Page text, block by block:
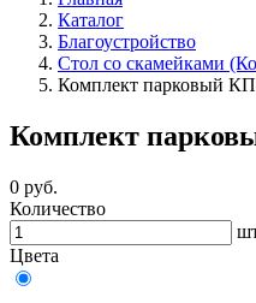
Каталог
Благоустройство
Стол со скамейками
Комплект парковый
Комплект
0 руб.
Количество
Цвета